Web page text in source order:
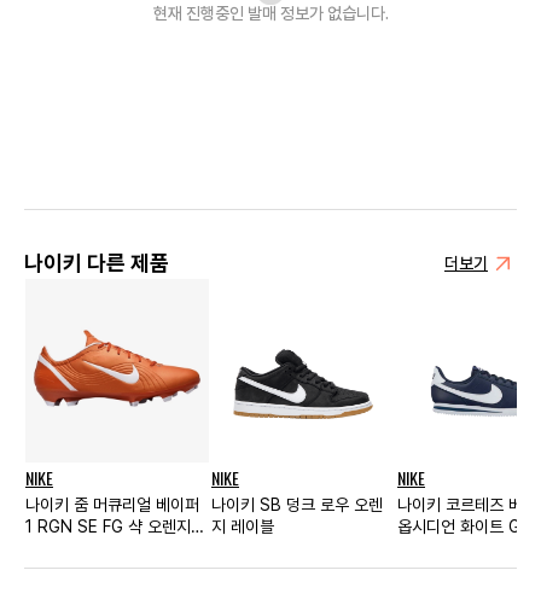
현재 진행중인 발매 정보가 없습니다.
나이키 다른 제품 더보기
NIKE
나이키 줌 머큐리얼 베이퍼
1 RGN SE FG 샥 오렌지
NIKE
나이키 SB 덩크 로우 오렌
지 레이블
NIKE
나이키 코르테즈 베
옵시디언 화이트 GS